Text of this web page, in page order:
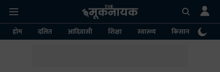
होम दलित आदिवासी शिक्षा स्वास्थ्य किसान